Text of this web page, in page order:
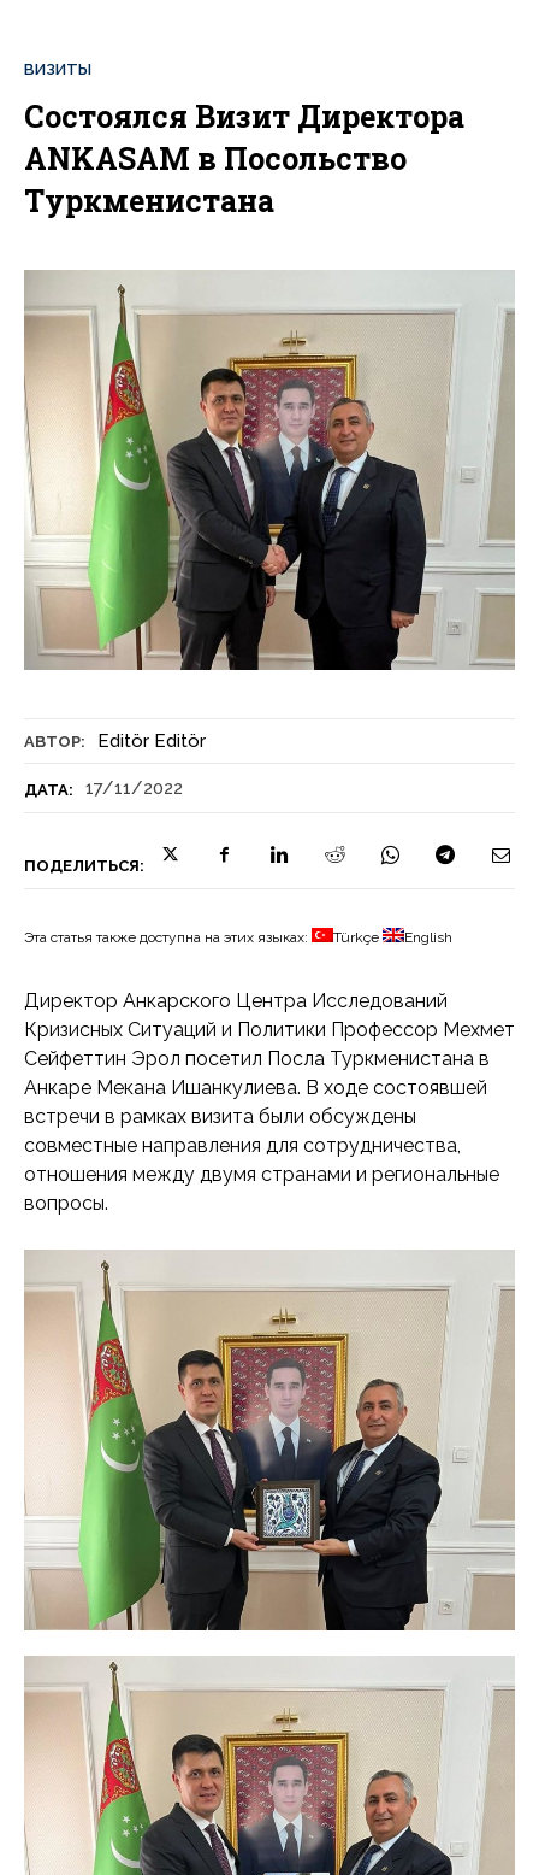
АВТОР: Editör Editör
ДАТА: 17/11/2022
ПОДЕЛИТЬСЯ:
ВИЗИТЫ
Состоялся Визит Директора
ANKASAM в Посольство
Туркменистана
Эта статья также доступна на этих языках: Türkçe English
Директор Анкарского Центра Исследований
Кризисных Ситуаций и Политики Профессор Мехмет
Сейфеттин Эрол посетил Посла Туркменистана в
Анкаре Мекана Ишанкулиева. В ходе состоявшей
встречи в рамках визита были обсуждены
совместные направления для сотрудничества,
отношения между двумя странами и региональные
вопросы.